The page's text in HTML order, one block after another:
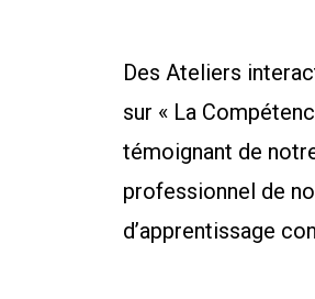
Des Ateliers
sur « La
témoignant de
professionnel de
d’apprentissage